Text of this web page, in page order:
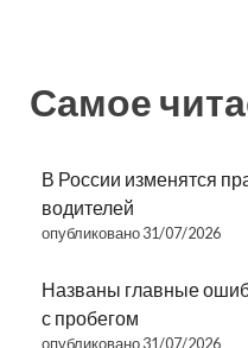
Самое
В России изменятся
водителей
опубликовано 31/07/2026
Названы главные
с пробегом
опубликовано 31/07/2026